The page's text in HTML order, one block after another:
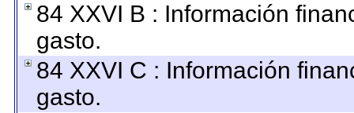
84 XXVI B : Información
gasto.
84 XXVI C : Información
gasto.